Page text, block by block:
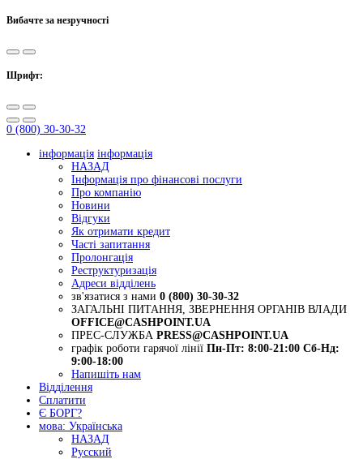
Вибачте за незручності
Шрифт:
0 (800) 30-30-32
інформація інформація
НАЗАД
Інформація про фінансові послуги
Про компанію
Новини
Відгуки
Як отримати кредит
Часті запитання
Пролонгація
Реструктуризація
Адреси відділень
зв'язатися з нами 0 (800) 30-30-32
ЗАГАЛЬНІ ПИТАННЯ, ЗВЕРНЕННЯ ОРГАНІВ ВЛАДИ
OFFICE@CASHPOINT.UA
ПРЕС-СЛУЖБА PRESS@CASHPOINT.UA
графік роботи гарячої лінії Пн-Пт: 8:00-21:00 Сб-Нд:
9:00-18:00
Напишіть нам
Відділення
Сплатити
Є БОРГ?
мова: Українська
НАЗАД
Русский